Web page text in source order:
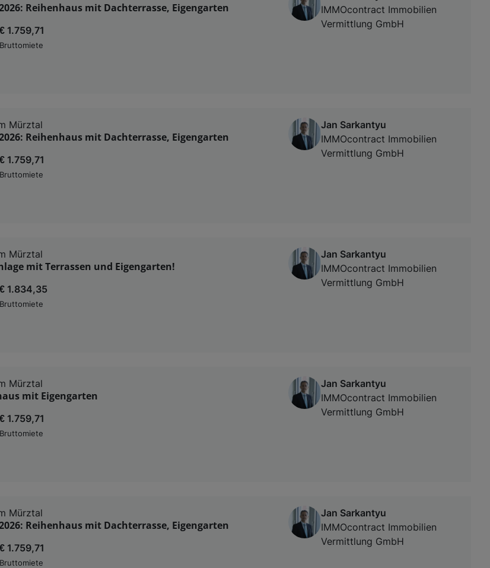
Reihenhaus mit Dachterrasse, Eigengarten
€ 1.759,71
Bruttomiete
IMMOcontract Immobilien
Vermittlung GmbH
Mürztal
Reihenhaus mit Dachterrasse, Eigengarten
€ 1.759,71
Bruttomiete
Jan Sarkantyu
IMMOcontract Immobilien
Vermittlung GmbH
Mürztal
mit Terrassen und Eigengarten!
€ 1.834,35
Bruttomiete
Jan Sarkantyu
IMMOcontract Immobilien
Vermittlung GmbH
Mürztal
mit Eigengarten
€ 1.759,71
Bruttomiete
Jan Sarkantyu
IMMOcontract Immobilien
Vermittlung GmbH
Mürztal
Reihenhaus mit Dachterrasse, Eigengarten
€ 1.759,71
Bruttomiete
Jan Sarkantyu
IMMOcontract Immobilien
Vermittlung GmbH